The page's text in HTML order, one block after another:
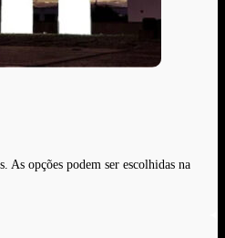
As opções podem ser escolhidas na